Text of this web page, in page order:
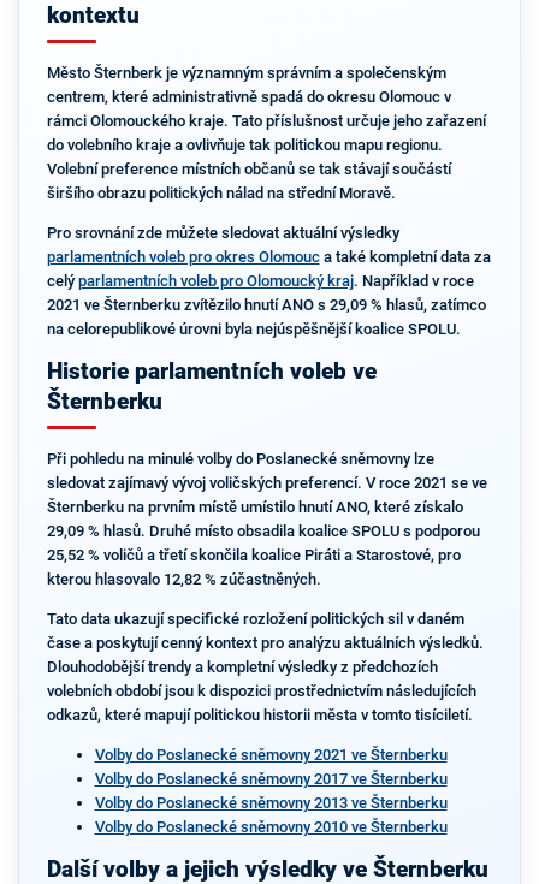
kontextu
Město Šternberk je významným správním a společenským
centrem, které administrativně spadá do okresu Olomouc v
rámci Olomouckého kraje. Tato příslušnost určuje jeho zařazení
do volebního kraje a ovlivňuje tak politickou mapu regionu.
Volební preference místních občanů se tak stávají součástí
širšího obrazu politických nálad na střední Moravě.
Pro srovnání zde můžete sledovat aktuální výsledky
parlamentních voleb pro okres Olomouca také kompletní data za
celý parlamentních voleb pro Olomoucký kraj. Například v roce
2021 ve Šternberku zvítězilo hnutí ANO s 29,09 % hlasů, zatímco
na celorepublikové úrovni byla nejúspěšnější koalice SPOLU.
Historie parlamentních voleb ve
Šternberku
Při pohledu na minulé volby do Poslanecké sněmovny lze
sledovat zajímavý vývoj voličských preferencí. V roce 2021 se ve
Šternberku na prvním místě umístilo hnutí ANO, které získalo
29,09 % hlasů. Druhé místo obsadila koalice SPOLU s podporou
25,52 % voličů a třetí skončila koalice Piráti a Starostové, pro
kterou hlasovalo 12,82 % zúčastněných.
Tato data ukazují specifické rozložení politických sil v daném
čase a poskytují cenný kontext pro analýzu aktuálních výsledků.
Dlouhodobější trendy a kompletní výsledky z předchozích
volebních období jsou k dispozici prostřednictvím následujících
odkazů, které mapují politickou historii města v tomto tisíciletí.
Volby do Poslanecké sněmovny 2021 ve Šternberku
Volby do Poslanecké sněmovny 2017 ve Šternberku
Volby do Poslanecké sněmovny 2013 ve Šternberku
Volby do Poslanecké sněmovny 2010 ve Šternberku
Další volby a jejich výsledky ve Šternberku